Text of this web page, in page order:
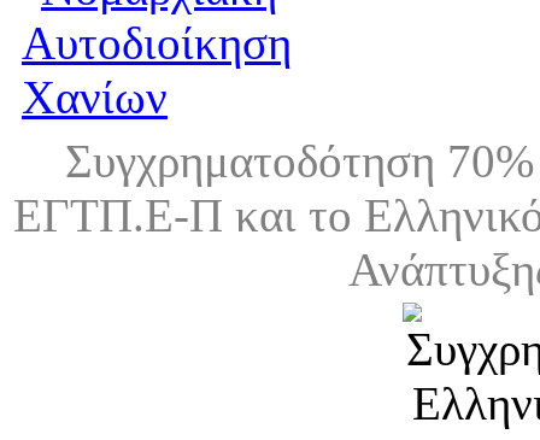
Συγχρηματοδότηση
ΕΓΤΠ.Ε-Π και το